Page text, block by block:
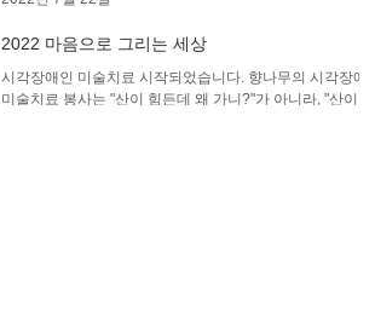
2022 마음으로 그리는 세상
시각장애인 미술치료 시작되었습니다. 향나무의 시각장애인
미술치료 봉사는 "산이 힘든데 왜 가니?"가 아니라, "산이 있